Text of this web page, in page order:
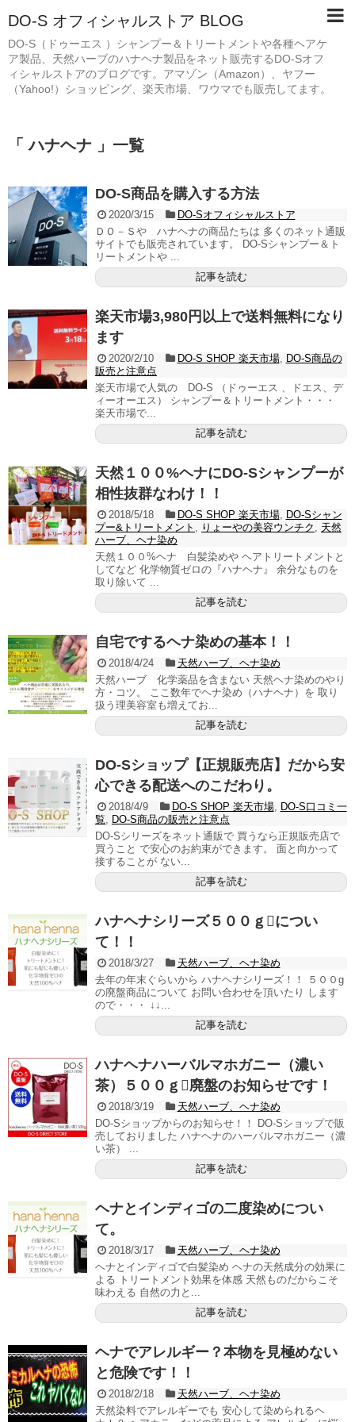
DO-S オフィシャルストア BLOG
DO-S（ドゥーエス ）シャンプー＆トリートメントや各種ヘアケ
ア製品、天然ハーブのハナヘナ製品をネット販売するDO-Sオフ
ィシャルストアのブログです。アマゾン（Amazon）、ヤフー
（Yahoo!）ショッピング、楽天市場、ワウマでも販売してます。
「 ハナヘナ 」一覧
DO-S商品を購入する方法
2020/3/15
DO-Sオフィシャルストア
ＤＯ－Ｓや ハナヘナの商品たちは 多くのネット通販
サイトでも販売されています。 DO-Sシャンプー＆ト
リートメントや ...
記事を読む
楽天市場3,980円以上で送料無料になり
ます
2020/2/10 DO-S SHOP 楽天市場,
DO-S商品の
販売と注意点
楽天市場で人気の DO-S （ドゥーエス 、ドエス、デ
ィーオーエス） シャンプー＆トリートメント・・・
楽天市場で...
記事を読む
天然１００%ヘナにDO-Sシャンプーが
相性抜群なわけ！！
2018/5/18 DO-S SHOP 楽天市場,
DO-Sシャン
プー&トリートメント
りょーやの美容ウンチク
天然
ハーブ、ヘナ染め
天然１００%ヘナ 白髪染めや ヘアトリートメントと
してなど 化学物質ゼロの『ハナヘナ』 余分なものを
取り除いて ...
記事を読む
自宅でするヘナ染めの基本！！
2018/4/24
天然ハーブ、ヘナ染め
天然ハーブ 化学薬品を含まない 天然ヘナ染めのやり
方・コツ。 ここ数年でヘナ染め（ハナヘナ）を 取り
扱う理美容室も増えてお...
記事を読む
DO-Sショップ【正規販売店】だから安
心できる配送へのこだわり。
2018/4/9 DO-S SHOP 楽天市場,
DO-S口コミ一
覧
DO-S商品の販売と注意点
DO-Sシリーズをネット通販で 買うなら正規販売店で
買うこと で安心のお約束ができます。 面と向かって
接することが ない...
記事を読む
ハナヘナシリーズ５００ｇについ
て！！
2018/3/27
天然ハーブ、ヘナ染め
去年の年末ぐらいから ハナヘナシリーズ！！ ５００g
の廃盤商品について お問い合わせを頂いたり します
ので・・・ ↓↓...
記事を読む
ハナヘナハーバルマホガニー（濃い
茶）５００ｇ廃盤のお知らせです！
2018/3/19
天然ハーブ、ヘナ染め
DO-Sショップからのお知らせ！！ DO-Sショップで販
売しておりました ハナヘナのハーバルマホガニー（濃
い茶） ...
記事を読む
ヘナとインディゴの二度染めについ
て。
2018/3/17
天然ハーブ、ヘナ染め
ヘナとインディゴで白髪染め ヘナの天然成分の効果に
よる トリートメント効果を体感 天然ものだからこそ
味わえる 自然の力と...
記事を読む
ヘナでアレルギー？本物を見極めない
と危険です！！
2018/2/18
天然ハーブ、ヘナ染め
天然染料でアレルギーでも 安心して染められるヘ